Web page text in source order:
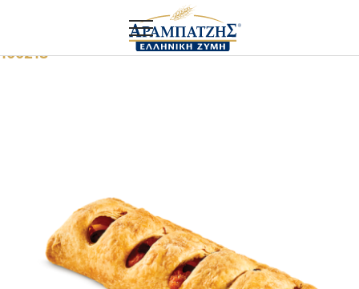
Λουκανόπιτα Μυκονιάτικη
100218